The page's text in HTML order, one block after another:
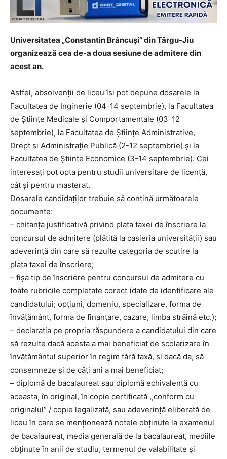
Universitatea „Constantin Brâncuși” din Târgu-Jiu
organizează cea de-a doua sesiune de admitere din
acest an.
Astfel, absolvenții de liceu își pot depune dosarele la
Facultatea de Inginerie (04-14 septembrie), la Facultatea
de Științe Medicale și Comportamentale (03-12
septembrie), la Facultatea de Științe Administrative,
Drept și Administrație Publică (2-12 septembrie) și la
Facultatea de Științe Economice (3-14 septembrie). Cei
interesați pot opta pentru studii universitare de licență,
cât și pentru masterat.
Dosarele candidaţilor trebuie să conţină următoarele
documente:
– chitanţa justificativă privind plata taxei de înscriere la
concursul de admitere (plătită la casieria universității) sau
adeverinţă din care să rezulte categoria de scutire la
plata taxei de înscriere;
– fişa tip de înscriere pentru concursul de admitere cu
toate rubricile completate corect (date de identificare ale
candidatului; opţiuni, domeniu, specializare, forma de
învăţământ, forma de finanţare, cazare, limba străină etc.);
– declaraţia pe propria răspundere a candidatului din care
să rezulte dacă acesta a mai beneficiat de şcolarizare în
învăţământul superior în regim fără taxă, şi dacă da, să
consemneze şi de câţi ani a mai beneficiat;
– diplomă de bacalaureat sau diplomă echivalentă cu
aceasta, în original, în copie certificată ,,conform cu
originalul” / copie legalizată, sau adeverinţă eliberată de
liceu în care se menţionează notele obţinute la examenul
de bacalaureat, media generală de la bacalaureat, mediile
obţinute în anii de studiu, termenul de valabilitate şi